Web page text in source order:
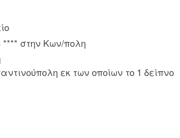
**** στην Κων/πολη
εκ των οποίων το 1 δείπνο